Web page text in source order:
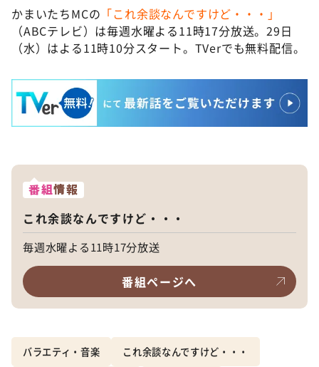
かまいたちMCの 「これ余談なんですけど・・・」
（ABCテレビ）は毎週水曜よる11時17分放送。29日
（水）はよる11時10分スタート。TVerでも無料配信。
番組情報
これ余談なんですけど・・・
毎週水曜よる11時17分放送
番組ページへ
バラエティ・音楽 これ余談なんですけど・・・